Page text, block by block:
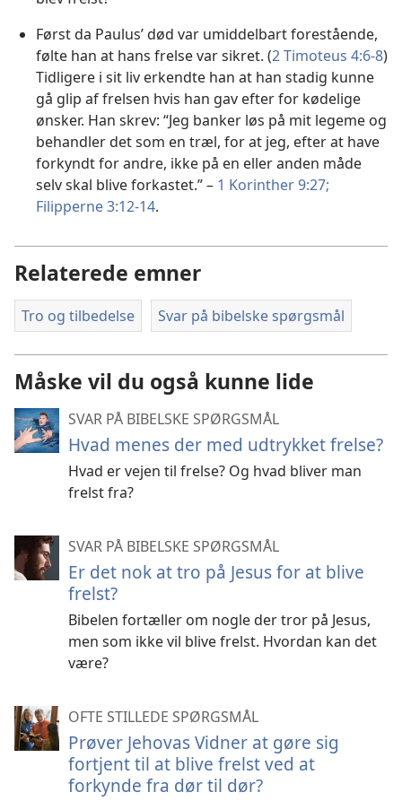
Først da Paulus’ død var umiddelbart forestående,
følte han at hans frelse var sikret. (2 Timoteus 4:6-8)
Tidligere i sit liv erkendte han at han stadig kunne
gå glip af frelsen hvis han gav efter for kødelige
ønsker. Han skrev: “Jeg banker løs på mit legeme og
behandler det som en træl, for at jeg, efter at have
forkyndt for andre, ikke på en eller anden måde
selv skal blive forkastet.” – 1 Korinther 9:27;
Filipperne 3:12-14.
Relaterede emner
Tro og tilbedelse Svar på bibelske spørgsmål
Måske vil du også kunne lide
SVAR PÅ BIBELSKE SPØRGSMÅL
Hvad menes der med udtrykket frelse?
Hvad er vejen til frelse? Og hvad bliver man
frelst fra?
SVAR PÅ BIBELSKE SPØRGSMÅL
Er det nok at tro på Jesus for at blive
frelst?
Bibelen fortæller om nogle der tror på Jesus,
men som ikke vil blive frelst. Hvordan kan det
være?
OFTE STILLEDE SPØRGSMÅL
Prøver Jehovas Vidner at gøre sig
fortjent til at blive frelst ved at
forkynde fra dør til dør?